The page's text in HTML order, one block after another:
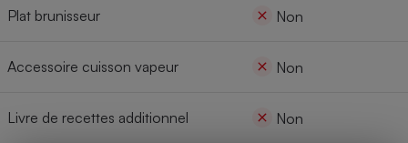
Plat brunisseur Non
Accessoire cuisson vapeur Non
Livre de recettes additionnel Non